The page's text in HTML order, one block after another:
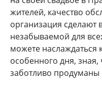
жителей, качество
организация сделают
незабываемой для
можете
особенного дня, зная,
заботливо